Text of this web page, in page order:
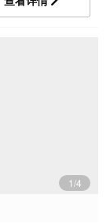
1/4